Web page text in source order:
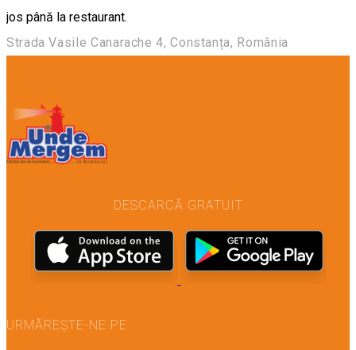
jos până la restaurant.
Strada Vasile Canarache 4, Constanța, România
DESCARCĂ GRATUIT
URMĂREȘTE-NE PE